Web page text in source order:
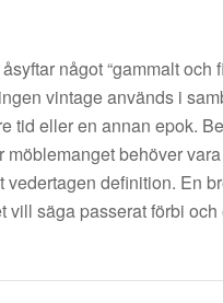
något “gammalt och
vintage används i
tid eller en annan epok.
behöver
definition. En
säga passerat förbi